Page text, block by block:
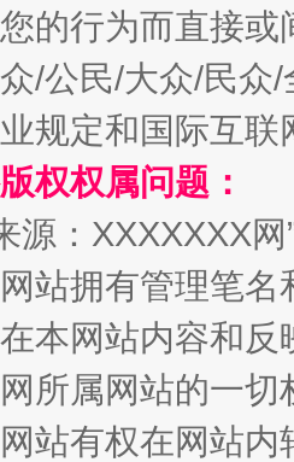
的行为而直接
/公民/大众/民
规定和国际互
权权属问题：
源：XXXXXXX
站拥有管理笔
在本网站内容和
所属网站的一
站有权在网站